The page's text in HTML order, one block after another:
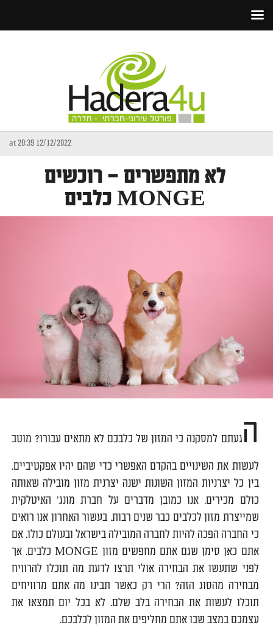
12/12/2022 at 20:39
לא מתפשרים – רוכשים
MONGE כלבים
הגעתם למסקנה כי המזון של כלבכם לא מתאים עבורו? מוטב
לעשות את השינויים בהקדם האפשרי כדי שהם יהיו אפקטיביים.
בין כל יצרניות המזון השונות ישנה יצרנית מזון מובילה שאותה
כולם מכירים. אנו כמובן מדברים על חברת מונג' האיטלקית
שמייצרת מזון לכלבים כבר שנים רבות. בעשור האחרון אנו רואים
כי החברה הפכה להיות לחברה המובילה בישראל ובעולם כולו. אם
אתם כאן סימן שגם אתם מחפשים מזון MONGE כלבים. אך
לפני שתעשו את הבחירה אולי תרצו לדעת מה תוכלו להרוויח
מבחירה מהסוג הזה? הרי רק כאשר תבינו מה אתם מרוויחים
תוכלו לעשות את הבחירה בלב שלם. לא בכל יום תמצאו את
עצמכם במצב שבו אתם מחליפים את המזון לכלבכם.